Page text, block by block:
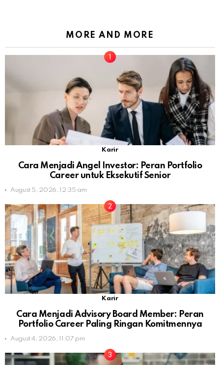
MORE AND MORE
Karir
Cara Menjadi Angel Investor: Peran Portfolio
Career untuk Eksekutif Senior
August 5, 2026, 12:35 am
Karir
Cara Menjadi Advisory Board Member: Peran
Portfolio Career Paling Ringan Komitmennya
August 4, 2026, 11:07 pm